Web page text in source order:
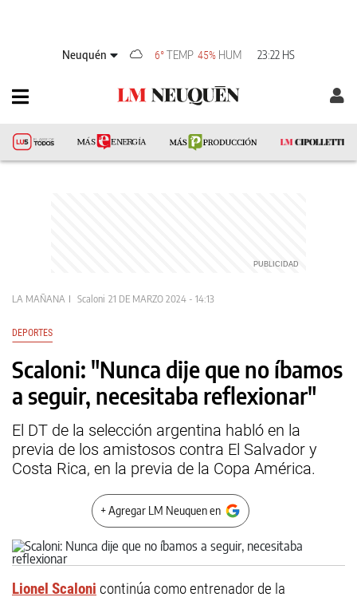
Neuquén 6°TEMP 45% HUM 23:22 HS
LA MAÑANA Scaloni 21 DE MARZO 2024 - 14:13
DEPORTES
Scaloni: "Nunca dije que no íbamos
a seguir, necesitaba reflexionar"
El DT de la selección argentina habló en la
previa de los amistosos contra El Salvador y
Costa Rica, en la previa de la Copa América.
+ Agregar LM Neuquen en
Lionel Scaloni continúa como entrenador de la